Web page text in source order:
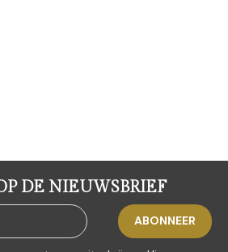
DE NIEUWSBRIEF